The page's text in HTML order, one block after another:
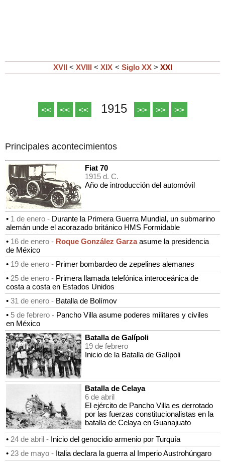
XVII < XVIII < XIX < Siglo XX > XXI
<< << << 1915 >> >> >>
Principales acontecimientos
Fiat 70
1915 d. C.
Año de introducción del automóvil
• 1 de enero - Durante la Primera Guerra Mundial, un submarino
alemán unde el acorazado británico HMS Formidable
• 16 de enero - Roque González Garzaasume la presidencia
de México
• 19 de enero - Primer bombardeo de zepelines alemanes
• 25 de enero - Primera llamada telefónica interoceánica de
costa a costa en Estados Unidos
• 31 de enero - Batalla de Bolímov
• 5 de febrero - Pancho Villa asume poderes militares y civiles
en México
Batalla de Galípoli
19 de febrero
Inicio de la Batalla de Galípoli
Batalla de Celaya
6 de abril
El ejército de Pancho Villa es derrotado
por las fuerzas constitucionalistas en la
batalla de Celaya en Guanajuato
• 24 de abril - Inicio del genocidio armenio por Turquía
• 23 de mayo - Italia declara la guerra al Imperio Austrohúngaro